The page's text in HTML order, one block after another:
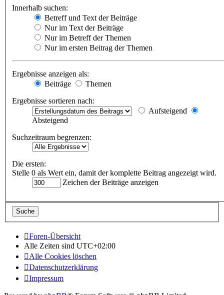
Innerhalb suchen:
Betreff und Text der Beiträge
Nur im Text der Beiträge
Nur im Betreff der Themen
Nur im ersten Beitrag der Themen
Ergebnisse anzeigen als:
Beiträge
Themen
Ergebnisse sortieren nach:
Aufsteigend
Absteigend
Suchzeitraum begrenzen:
Die ersten:
Stelle 0 als Wert ein, damit der komplette Beitrag angezeigt wird.
Zeichen der Beiträge anzeigen
Foren-Übersicht
Alle Zeiten sind UTC+02:00
Alle Cookies löschen
Datenschutzerklärung
Impressum